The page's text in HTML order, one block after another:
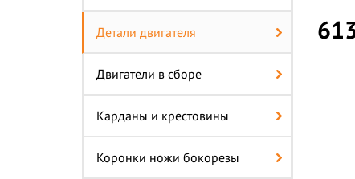
Детали двигателя
Двигатели в сборе
Карданы и крестовины
Коронки ножи бокорезы